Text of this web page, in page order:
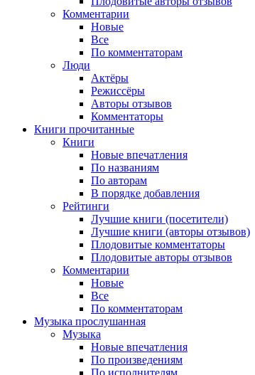
Комментарии
Новые
Все
По комментаторам
Люди
Актёры
Режиссёры
Авторы отзывов
Комментаторы
Книги прочитанные
Книги
Новые впечатления
По названиям
По авторам
В порядке добавления
Рейтинги
Лучшие книги (посетители)
Лучшие книги (авторы отзывов)
Плодовитые комментаторы
Плодовитые авторы отзывов
Комментарии
Новые
Все
По комментаторам
Музыка прослушанная
Музыка
Новые впечатления
По произведениям
По исполнителям